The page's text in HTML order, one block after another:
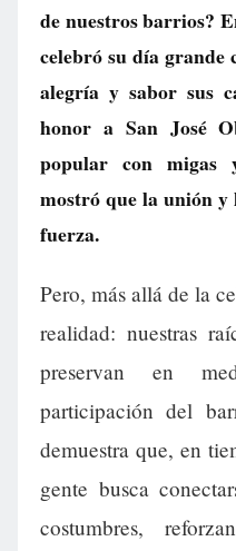
de nuestros barrios?
celebró su día grande
alegría y sabor sus
honor a San José
popular con migas
mostró que la unión
fuerza.
Pero, más allá de la
realidad: nuestras
preservan en
participación del
demuestra que, en
gente busca
costumbres,